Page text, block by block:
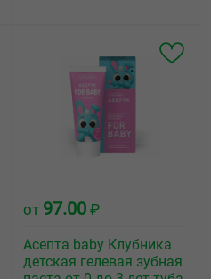
от 97.00 ₽
Асепта baby Клубника
детская гелевая зубная